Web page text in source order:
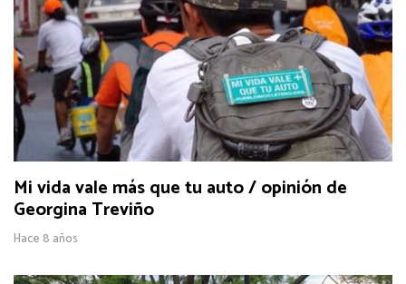
Mi vida vale más que tu auto / opinión de
Georgina Treviño
Hace 8 años